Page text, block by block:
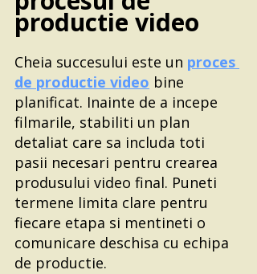
productie video
Cheia succesului este un proces
de productie video bine
planificat. Inainte de a incepe
filmarile, stabiliti un plan
detaliat care sa includa toti
pasii necesari pentru crearea
produsului video final. Puneti
termene limita clare pentru
fiecare etapa si mentineti o
comunicare deschisa cu echipa
de productie.